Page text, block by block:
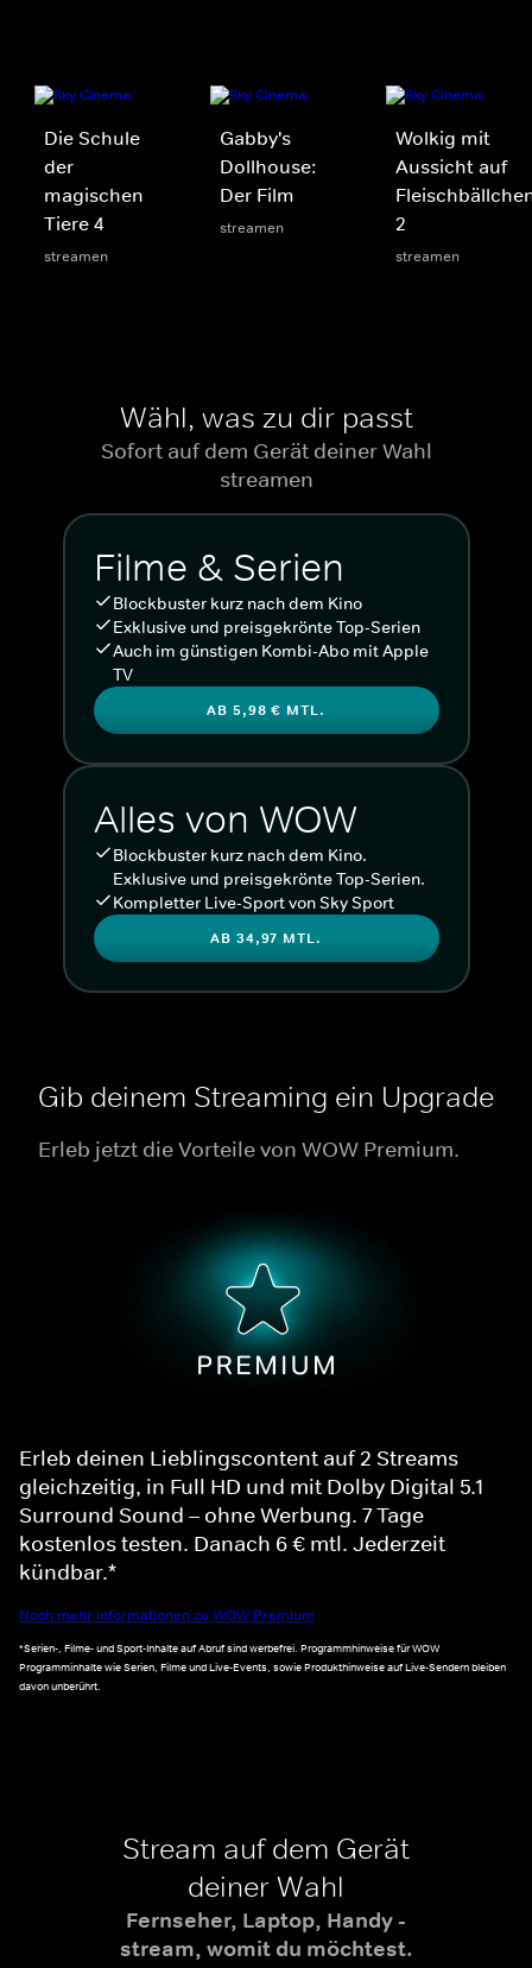
Die Schule
der
magischen
Tiere 4
streamen
Gabby's
Dollhouse:
Der Film
streamen
Wolkig mit
Aussicht auf
2
streamen
Wähl, was zu dir passt
Sofort auf dem Gerät deiner Wahl
streamen
Filme & Serien
Blockbuster kurz nach dem Kino
Exklusive und preisgekrönte Top-Serien
Auch im günstigen Kombi-Abo mit Apple
TV
AB 5,98 € MTL.
Alles von WOW
Blockbuster kurz nach dem Kino.
Exklusive und preisgekrönte Top-Serien.
Kompletter Live-Sport von Sky Sport
AB 34,97 MTL.
Gib deinem Streaming ein Upgrade
Erleb jetzt die Vorteile von WOW Premium.
Erleb deinen Lieblingscontent auf 2 Streams
gleichzeitig, in Full HD und mit Dolby Digital 5.1
Surround Sound – ohne Werbung. 7 Tage
kostenlos testen. Danach 6 € mtl. Jederzeit
kündbar.*
Noch mehr Informationen zu WOW Premium
*Serien-, Filme- und Sport-Inhalte auf Abruf sind werbefrei. Programmhinweise für WOW
Programminhalte wie Serien, Filme und Live-Events, sowie Produkthinweise auf Live-Sendern bleiben
davon unberührt.
Stream auf dem Gerät
deiner Wahl
Fernseher, Laptop, Handy -
stream, womit du möchtest.